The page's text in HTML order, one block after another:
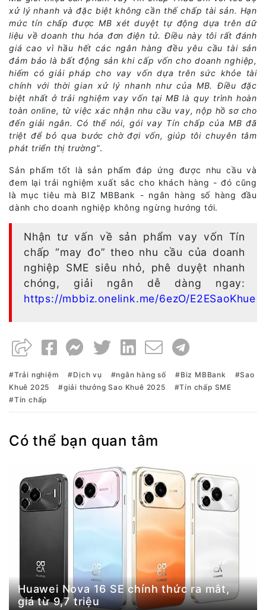
xử lý nhanh và đặc biệt không cần thế chấp tài sản. Hạn
mức tín chấp được MB xét duyệt tự động dựa trên dữ
liệu về doanh thu hóa đơn điện tử. Điều này tôi rất đánh
giá cao vì hầu hết các ngân hàng đều yêu cầu tài sản
đảm bảo là bất động sản khi cấp vốn cho doanh nghiệp,
hiếm có giải pháp cho vay vốn dựa trên sức khỏe tài
chính với thời gian xử lý nhanh như của MB. Điều đặc
biệt nhất ở trải nghiệm vay vốn tại MB là quy trình hoàn
toàn online, từ việc xác nhận nhu cầu vay, nộp hồ sơ cho
đến giải ngân. Có thể nói, gói vay Tín chấp của MB đã
triệt để bỏ qua bước chờ đợi vốn, giúp tôi chuyên tâm
phát triển thị trường”.
Sản phẩm tốt là sản phẩm đáp ứng được nhu cầu và
đem lại trải nghiệm xuất sắc cho khách hàng - đó cũng
là mục tiêu mà BIZ MBBank - ngân hàng số hàng đầu
dành cho doanh nghiệp không ngừng hướng tới.
Nhận tư vấn về sản phẩm vay vốn Tín
chấp “may đo” theo nhu cầu của doanh
nghiệp SME siêu nhỏ, phê duyệt nhanh
chóng, giải ngân dễ dàng ngay:
https://mbbiz.onelink.me/6ezO/E2ESaoKhue
Trải nghiệm Dịch vụ ngân hàng số Biz MBBank
Sao
Khuê 2025
giải thưởng Sao Khuê 2025
Tín chấp SME
Tín chấp
Có thể bạn quan tâm
Huawei Nova 16 SE chính thức ra mắt,
giá từ 9,7 triệu